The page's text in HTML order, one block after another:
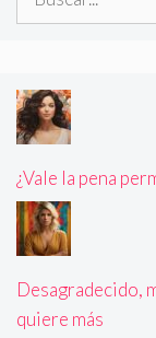
¿Vale la pena
Desagradecido,
quiere más